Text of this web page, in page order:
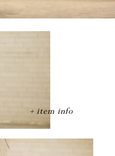
item info